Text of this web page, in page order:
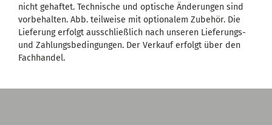
nicht gehaftet. Technische und optische Änderungen sind
vorbehalten. Abb. teilweise mit optionalem Zubehör. Die
Lieferung erfolgt ausschließlich nach unseren Lieferungs-
und Zahlungsbedingungen. Der Verkauf erfolgt über den
Fachhandel.